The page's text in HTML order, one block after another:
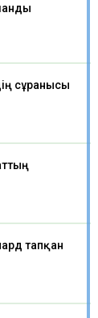
сұранысы
тапқан